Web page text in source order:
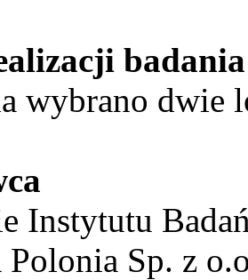
badania
wybrano dwie
Instytutu
Sp. z